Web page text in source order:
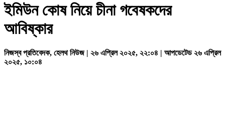
ইমিউন কোষ নিয়ে চীনা গবেষকদের
আবিষ্কার
নিজস্ব প্রতিবেদক, হেলথ নিউজ | ২৬ এপ্রিল ২০২৫, ২২:০৪ | আপডেটেড ২৬ এপ্রিল
২০২৫, ১০:০৪